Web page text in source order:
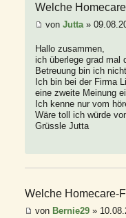
Welche
von Jutta »
Hallo zusammen,
ich überlege grad mal
Betreuung bin ich
Ich bin bei der Firma
eine zweite Meinung
Ich kenne nur vom
Wäre toll ich würde
Grüssle Jutta
Welche Homecare-
von Bernie29 »